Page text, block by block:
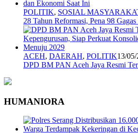
POLITIK, SOSIAL
28 Tahun Reformasi, Pena 98
ACEH, DAERAH, POLITIK13/
DPD BM PAN Aceh Jaya Resmi
HUMANIORA